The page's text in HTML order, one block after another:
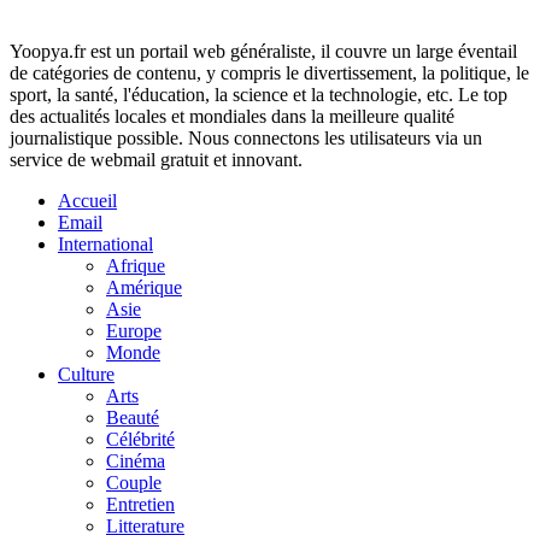
Yoopya.fr est un portail web généraliste, il couvre un large éventail
de catégories de contenu, y compris le divertissement, la politique, le
sport, la santé, l'éducation, la science et la technologie, etc. Le top
des actualités locales et mondiales dans la meilleure qualité
journalistique possible. Nous connectons les utilisateurs via un
service de webmail gratuit et innovant.
Accueil
Email
International
Afrique
Amérique
Asie
Europe
Monde
Culture
Arts
Beauté
Célébrité
Cinéma
Couple
Entretien
Litterature